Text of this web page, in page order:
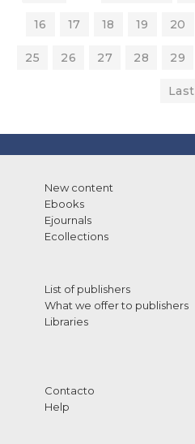
16 17 18 19 20
25 26 27 28 29
Last
New content
Ebooks
Ejournals
Ecollections
List of publishers
What we offer to publishers
Libraries
Contacto
Help